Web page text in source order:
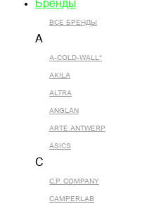
Бренды
ВСЕ БРЕНДЫ
A
A-COLD-WALL*
AKILA
ALTRA
ANGLAN
ARTE ANTWERP
ASICS
C
C.P. COMPANY
CAMPERLAB